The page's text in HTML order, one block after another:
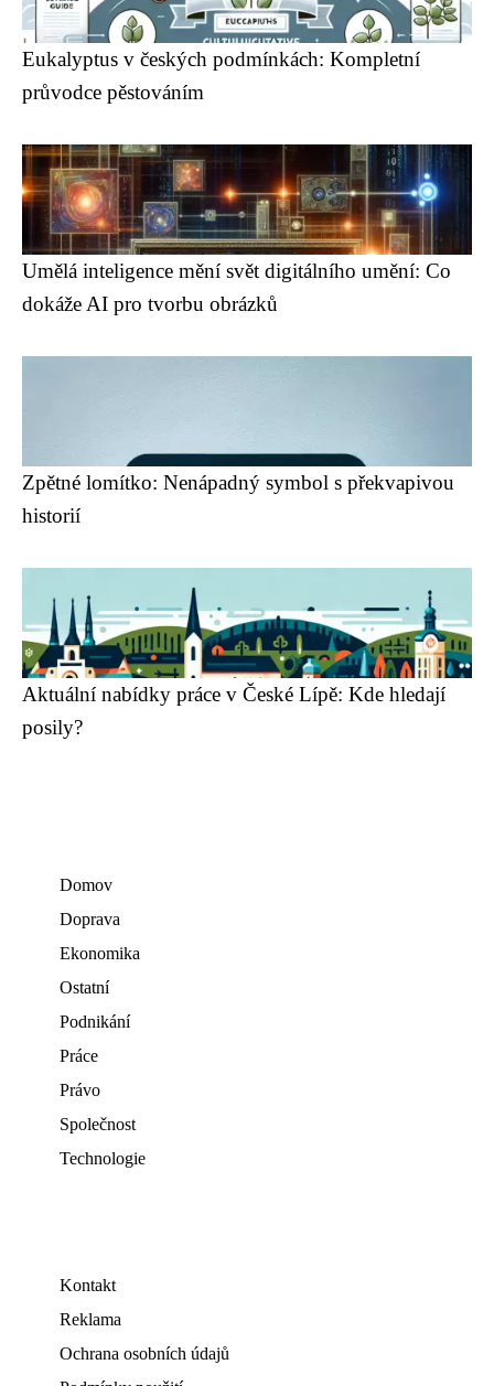
Eukalyptus v českých podmínkách: Kompletní
průvodce pěstováním
Umělá inteligence mění svět digitálního umění: Co
dokáže AI pro tvorbu obrázků
Zpětné lomítko: Nenápadný symbol s překvapivou
historií
Aktuální nabídky práce v České Lípě: Kde hledají
posily?
Domov
Doprava
Ekonomika
Ostatní
Podnikání
Práce
Právo
Společnost
Technologie
Kontakt
Reklama
Ochrana osobních údajů